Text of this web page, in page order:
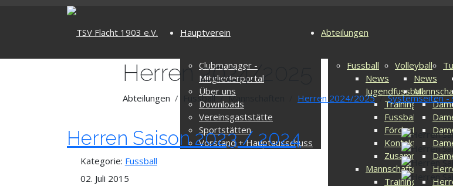
Hauptverein
Clubmanager -
Mitgliederportal
Über uns
Downloads
Vereinsgaststätte
Sportstätten
Vorstand + Hauptausschuss
Abteilungen
Fussball
News
Jugendfussball
Trainingszeiten
Fussballcamp
Fördertraining
Kontakt
Mannschaften
Trainingszeiten
Volleyball
News
Herren 2024/2025
Abteilungen Fussball Mannschaften Herren 2024/2025 Systemseiten -
Herren Saison 2023 / 2024
Kategorie: Fussball
02. Juli 2015